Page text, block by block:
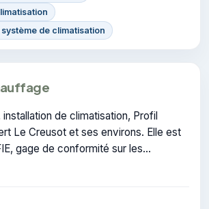
de climatisation
de climatisation, Profil
Le Creusot et ses environs. Elle est
gage de conformité sur les